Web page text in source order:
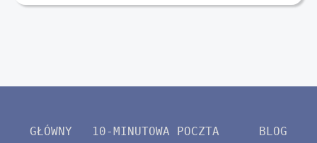
GŁÓWNY 10-MINUTOWA POCZTA BLOG